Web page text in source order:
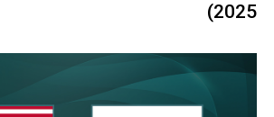
2025)